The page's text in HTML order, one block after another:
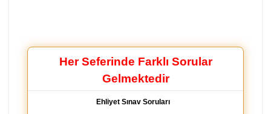
Her Seferinde Farklı Sorular
Gelmektedir
Ehliyet Sınav Soruları